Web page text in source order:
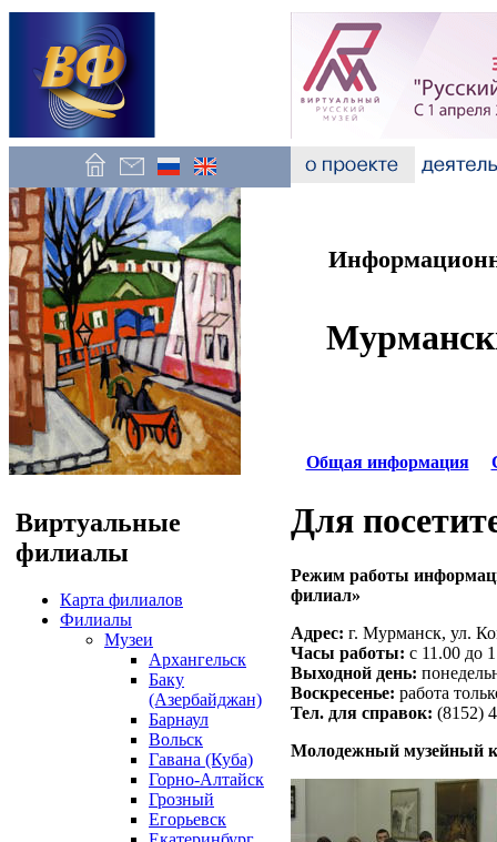
Виртуальные
филиалы
Карта филиалов
Филиалы
Музеи
Архангельск
Баку
(Азербайджан)
Барнаул
Вольск
Гавана (Куба)
Горно-Алтайск
Грозный
Егорьевск
Общая информация
Для
Режим работы
филиал»
Адрес: г. Мурманск, ул.
Часы работы: с 11.00 до
Выходной день:
Воскресенье: работа
Тел. для справок: (8152)
Молодежный музейный